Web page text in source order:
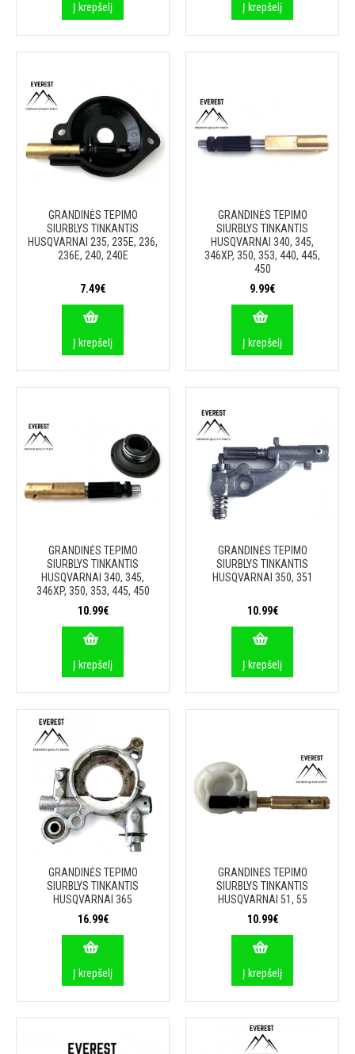
Į krepšelį Į krepšelį
GRANDINĖS TEPIMO
SIURBLYS TINKANTIS
HUSQVARNAI 235, 235E, 236,
236E, 240, 240E
7.49€
Į krepšelį
GRANDINĖS TEPIMO
SIURBLYS TINKANTIS
HUSQVARNAI 340, 345,
346XP, 350, 353, 440, 445,
450
9.99€
Į krepšelį
GRANDINĖS TEPIMO
SIURBLYS TINKANTIS
HUSQVARNAI 340, 345,
346XP, 350, 353, 445, 450
10.99€
Į krepšelį
GRANDINĖS TEPIMO
SIURBLYS TINKANTIS
HUSQVARNAI 350, 351
10.99€
Į krepšelį
GRANDINĖS TEPIMO
SIURBLYS TINKANTIS
HUSQVARNAI 365
16.99€
Į krepšelį
GRANDINĖS TEPIMO
SIURBLYS TINKANTIS
HUSQVARNAI 51, 55
10.99€
Į krepšelį